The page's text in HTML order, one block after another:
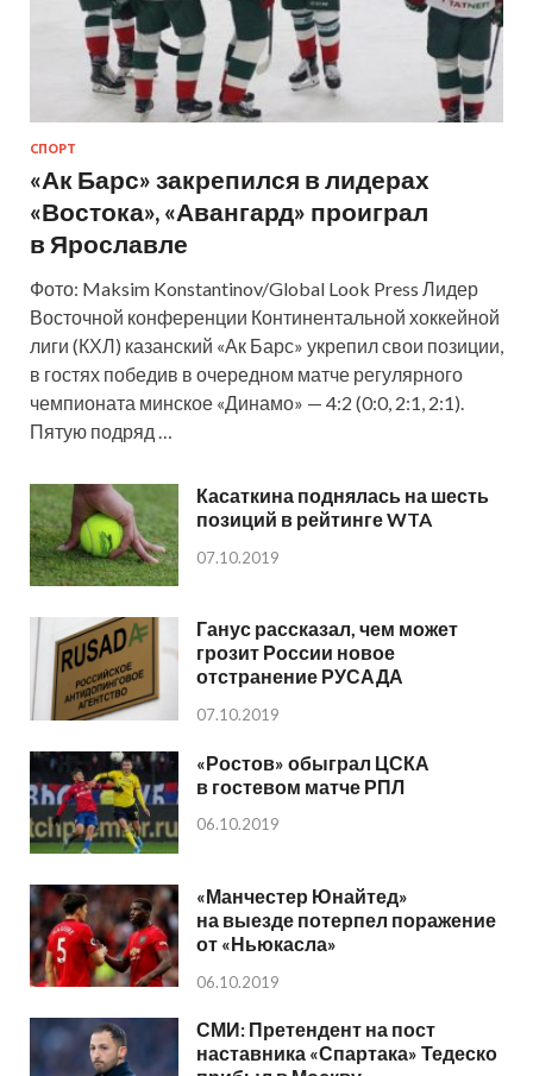
СПОРТ
«Ак Барс» закрепился в лидерах
«Востока», «Авангард» проиграл
в Ярославле
Фото: Maksim Konstantinov/Global Look Press Лидер
Восточной конференции Континентальной хоккейной
лиги (КХЛ) казанский «Ак Барс» укрепил свои позиции,
в гостях победив в очередном матче регулярного
чемпионата минское «Динамо» — 4:2 (0:0, 2:1, 2:1).
Пятую подряд …
Касаткина поднялась на шесть
позиций в рейтинге WTA
07.10.2019
Ганус рассказал, чем может
грозит России новое
отстранение РУСАДА
07.10.2019
«Ростов» обыграл ЦСКА
в гостевом матче РПЛ
06.10.2019
«Манчестер Юнайтед»
на выезде потерпел поражение
от «Ньюкасла»
06.10.2019
СМИ: Претендент на пост
наставника «Спартака» Тедеско